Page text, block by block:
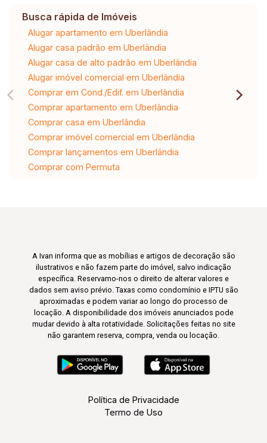
Busca rápida de Imóveis
Alugar apartamento em Uberlândia
Alugar casa padrão em Uberlândia
Alugar casa de alto padrão em Uberlândia
Alugar imóvel comercial em Uberlândia
Comprar em Cond./Edif. em Uberlândia
Comprar apartamento em Uberlândia
Comprar casa em Uberlândia
Comprar imóvel comercial em Uberlândia
Comprar lançamentos em Uberlândia
Comprar com Permuta
A Ivan informa que as mobílias e artigos de decoração são
ilustrativos e não fazem parte do imóvel, salvo indicação
específica. Reservamo-nos o direito de alterar valores e
dados sem aviso prévio. Taxas como condomínio e IPTU são
aproximadas e podem variar ao longo do processo de
locação. A disponibilidade dos imóveis anunciados pode
mudar devido à alta rotatividade. Solicitações feitas no site
não garantem reserva, compra, venda ou locação.
Política de Privacidade
Termo de Uso